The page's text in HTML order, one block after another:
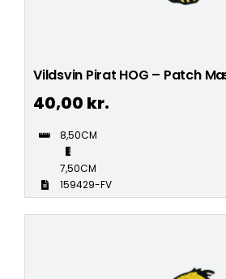
Vildsvin Pirat HOG – Patch
40,00 kr.
8,50CM
7,50CM
159429-FV